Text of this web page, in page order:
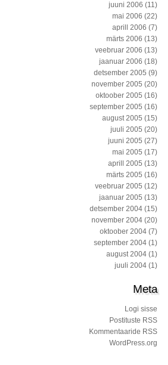
juuni 2006 (11)
mai 2006 (22)
aprill 2006 (7)
märts 2006 (13)
veebruar 2006 (13)
jaanuar 2006 (18)
detsember 2005 (9)
november 2005 (20)
oktoober 2005 (16)
september 2005 (16)
august 2005 (15)
juuli 2005 (20)
juuni 2005 (27)
mai 2005 (17)
aprill 2005 (13)
märts 2005 (16)
veebruar 2005 (12)
jaanuar 2005 (13)
detsember 2004 (15)
november 2004 (20)
oktoober 2004 (7)
september 2004 (1)
august 2004 (1)
juuli 2004 (1)
Meta
Logi sisse
Postituste RSS
Kommentaaride RSS
WordPress.org